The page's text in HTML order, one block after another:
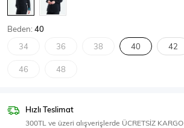
Body
SPOR GİYİM
Eşofman Üstü
Beden:40
34 36 38 40 42
46 48
Hızlı Teslimat
300TL ve üzeri alışverişlerde ÜCRETSİZ KARGO